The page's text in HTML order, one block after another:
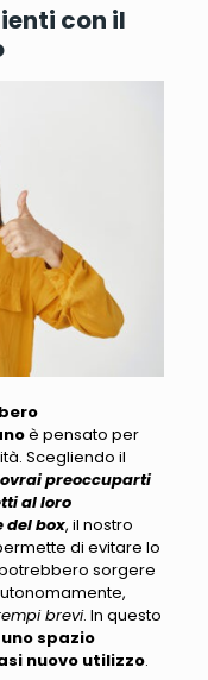
con il
è pensato per
. Scegliendo il
preoccuparti
al loro
del box, il nostro
di evitare lo
sorgere
brevi. In questo
spazio
nuovo utilizzo.